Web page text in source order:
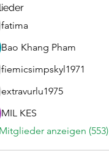
fatima
Bao Khang Pham
fiemicsimpskyl1971
extravurlu1975
MIL KES
anzeigen (553)